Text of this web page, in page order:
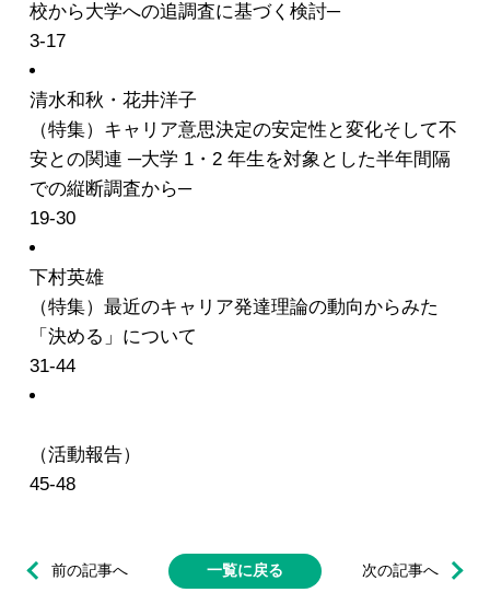
校から大学への追調査に基づく検討─
3-17
清水和秋・花井洋子
（特集）キャリア意思決定の安定性と変化そして不
安との関連 ─大学 1・2 年生を対象とした半年間隔
での縦断調査から─
19-30
下村英雄
（特集）最近のキャリア発達理論の動向からみた
「決める」について
31-44
（活動報告）
45-48
前の記事へ 次の記事へ
一覧に戻る